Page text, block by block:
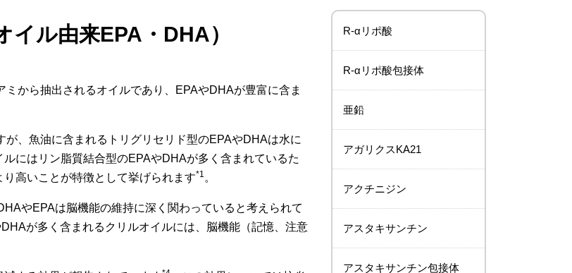
ル由来EPA・DHA）
から抽出されるオイルであり、EPAやDHAが豊富に含ま
、魚油に含まれるトリグリセリド型のEPAやDHAは水に
にはリン脂質結合型のEPAやDHAが多く含まれているた
高いことが特徴として挙げられます*1 。
やEPAは脳機能の維持に深く関わっていると考えられて
が多く含まれるクリルオイルには、脳機能（記憶、注意
R-αリポ酸
R-αリポ酸包接体
亜鉛
アガリクスKA21
アクチニジン
アスタキサンチン
アスタキサンチン包接体